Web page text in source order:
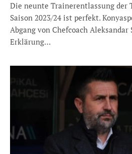
Die neunte Trainerentlassung der
Saison 2023/24 ist perfekt.
Abgang von Chefcoach Aleksandar
Erklärung…